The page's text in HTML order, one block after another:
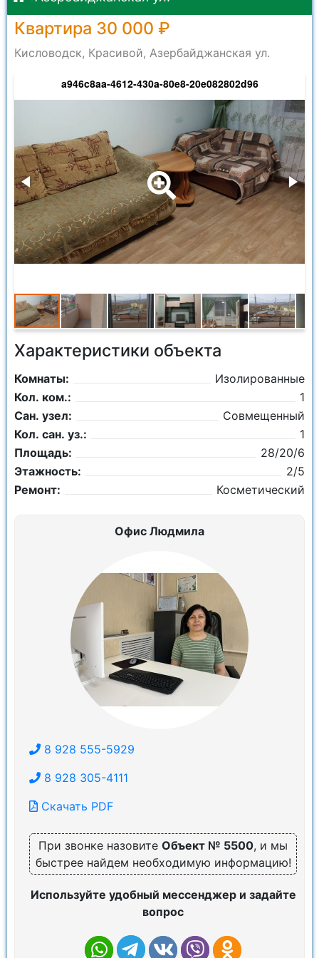
Квартира 30 000 ₽
Кисловодск, Красивой, Азербайджанская ул.
a946c8aa-4612-430a-80e8-20e082802d96
Характеристики объекта
Комнаты:
Изолированные
Кол. ком.:
1
Сан. узел:
Совмещенный
Кол. сан. уз.:
1
Площадь:
28/20/6
Этажность:
2/5
Ремонт:
Косметический
Офис Людмила
8 928 555-5929
8 928 305-4111
Скачать PDF
При звонке назовите Объект № 5500, и мы
быстрее найдем необходимую информацию!
Используйте удобный мессенджер и задайте
вопрос